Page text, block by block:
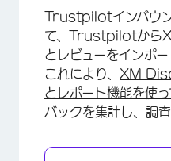
Trustpilotインバウン
て、Trustpilotから
とレビューをインポー
これにより、 XM
とレポート機能を使っ
バックを集計し、調